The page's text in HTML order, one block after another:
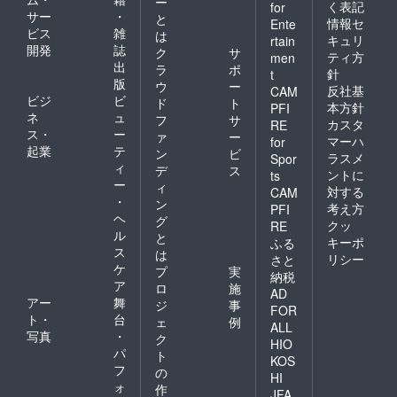
サー
ビス
開発
・
雑
誌
出
版
ビジ
ネ
ス・
起業
ビ
ュ
ー
テ
ィ
ー
・
ヘ
ル
ス
ケ
ア
アー
ト・
写真
舞
台
・
パ
フ
ォ
と
は
ク
ラ
ウ
ド
フ
ァ
ン
デ
ィ
ン
グ
と
は
サ
ポ
ー
ト
サ
ー
ビ
ス
プ
ロ
ジ
ェ
ク
ト
の
作
実
施
事
例
for
Ente
rtain
men
t
CAM
PFI
RE
for
Spor
ts
CAM
PFI
RE
ふる
さと
納税
AD
FOR
ALL
HIO
KOS
HI
く表記
情報セ
キュリ
ティ方
針
反社基
本方針
カスタ
マーハ
ラスメ
ントに
対する
考え方
クッ
キーポ
リシー